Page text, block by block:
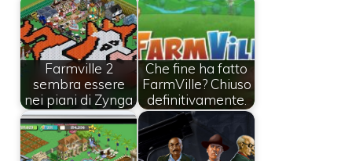
Farmville 2
sembra essere
nei piani di Zynga
Che fine ha fatto
FarmVille? Chiuso
definitivamente.